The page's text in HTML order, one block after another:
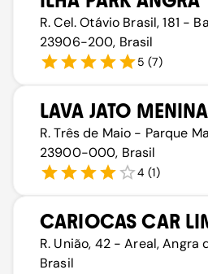
R. Cel. Otávio Brasil, 181 -
23906-200, Brasil
5 (7)
LAVA JATO
R. Três de Maio - Parque
23900-000, Brasil
4 (1)
CARIOCAS CAR
R. União, 42 - Areal,
Brasil